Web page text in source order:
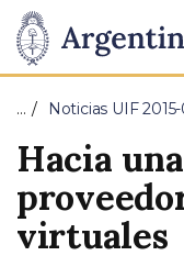
Presidencia
de
la
Nación
Pasar al contenido
… Noticias UIF
Hacia
virtuales